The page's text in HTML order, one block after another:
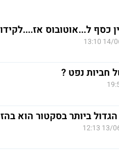
כסף ל...אוטובוס
14/06/
חביות נפט ?
ביותר בסקטור הוא
13/06/